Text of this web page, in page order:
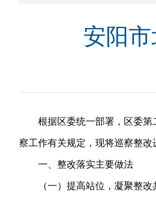
安阳
根据区委统一部署，区委
察工作有关规定，现将巡察整改
一、整改落实主要做法
（一）提高站位，凝聚整改